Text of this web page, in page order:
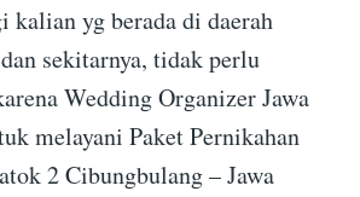
kalian yg berada di daerah
sekitarnya, tidak perlu
Wedding Organizer Jawa
melayani Paket Pernikahan
2 Cibungbulang – Jawa